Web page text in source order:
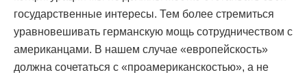
государственные интересы. Тем более стремиться
уравновешивать германскую мощь сотрудничеством с
американцами. В нашем случае «европейскость»
должна сочетаться с «проамериканскостью», а не